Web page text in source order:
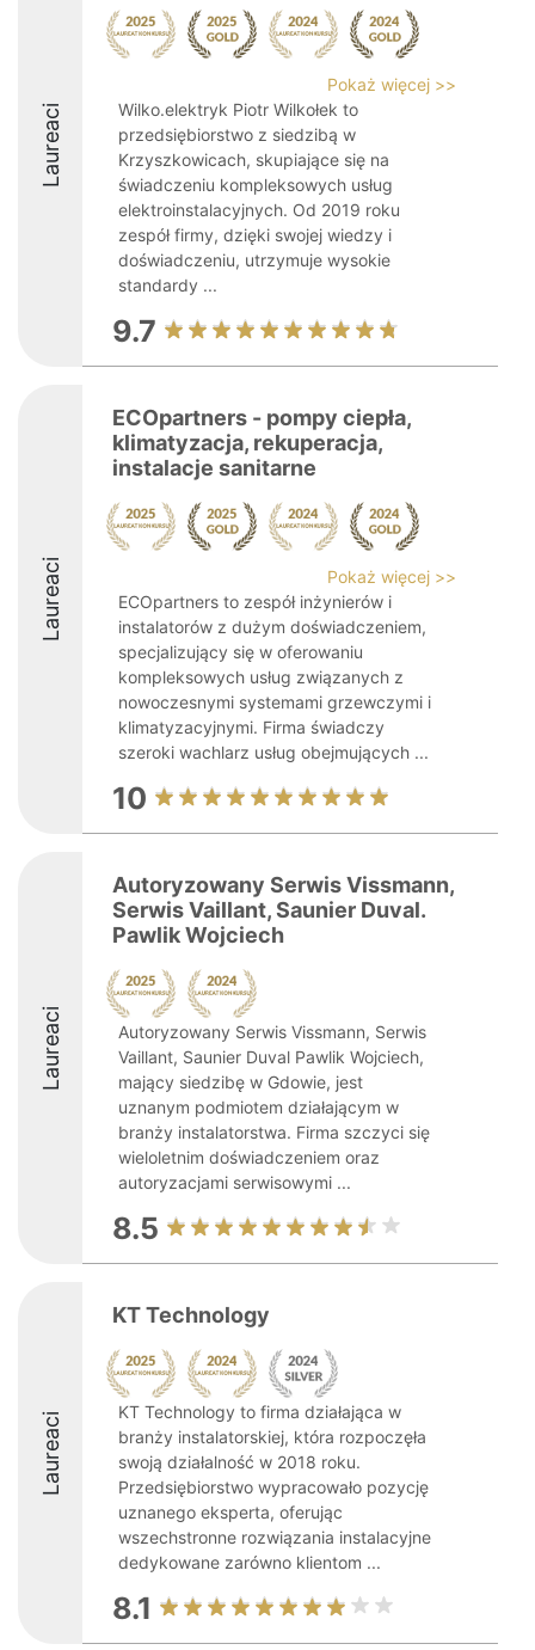
Laureaci
Pokaż więcej >>
Wilko.elektryk Piotr Wilkołek to
przedsiębiorstwo z siedzibą w
Krzyszkowicach, skupiające się na
świadczeniu kompleksowych usług
elektroinstalacyjnych. Od 2019 roku
zespół firmy, dzięki swojej wiedzy i
doświadczeniu, utrzymuje wysokie
standardy ...
9.7
Laureaci
ECOpartners - pompy ciepła,
klimatyzacja, rekuperacja,
instalacje sanitarne
Pokaż więcej >>
ECOpartners to zespół inżynierów i
instalatorów z dużym doświadczeniem,
specjalizujący się w oferowaniu
kompleksowych usług związanych z
nowoczesnymi systemami grzewczymi i
klimatyzacyjnymi. Firma świadczy
szeroki wachlarz usług obejmujących ...
10
Laureaci
Autoryzowany Serwis Vissmann,
Serwis Vaillant, Saunier Duval.
Pawlik Wojciech
Autoryzowany Serwis Vissmann, Serwis
Vaillant, Saunier Duval Pawlik Wojciech,
mający siedzibę w Gdowie, jest
uznanym podmiotem działającym w
branży instalatorstwa. Firma szczyci się
wieloletnim doświadczeniem oraz
autoryzacjami serwisowymi ...
8.5
Laureaci
KT Technology
KT Technology to firma działająca w
branży instalatorskiej, która rozpoczęła
swoją działalność w 2018 roku.
Przedsiębiorstwo wypracowało pozycję
uznanego eksperta, oferując
wszechstronne rozwiązania instalacyjne
dedykowane zarówno klientom ...
8.1